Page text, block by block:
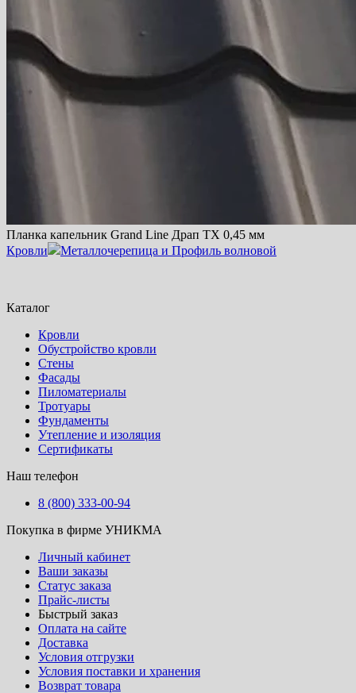
Планка капельник Grand Line Драп TX 0,45 мм
Кровли
Металлочерепица и Профиль волновой
Каталог
Кровли
Обустройство кровли
Стены
Фасады
Пиломатериалы
Тротуары
Фундаменты
Утепление и изоляция
Сертификаты
Наш телефон
8 (800) 333-00-94
Покупка в фирме УНИКМА
Личный кабинет
Ваши заказы
Статус заказа
Прайс-листы
Быстрый заказ
Оплата на сайте
Доставка
Условия отгрузки
Условия поставки и хранения
Возврат товара